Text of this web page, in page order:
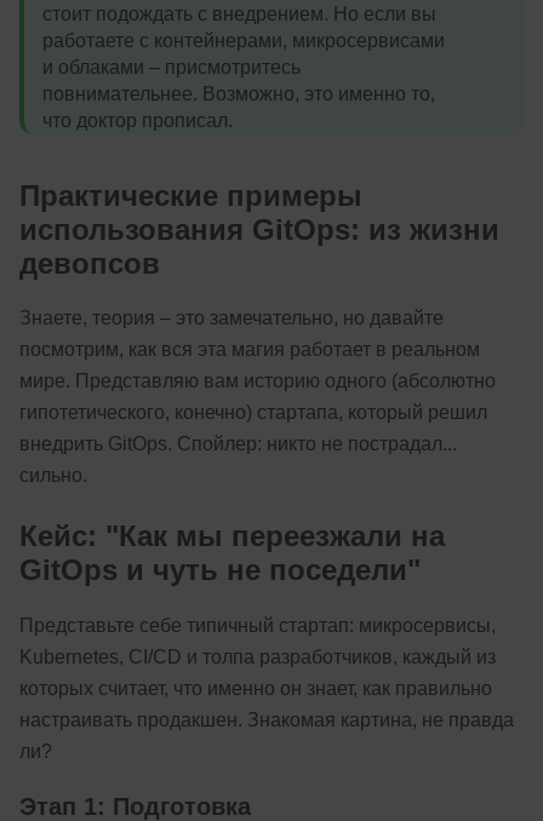
стоит подождать с внедрением. Но если вы
работаете с контейнерами, микросервисами
и облаками – присмотритесь
повнимательнее. Возможно, это именно то,
что доктор прописал.
Практические примеры
использования GitOps: из жизни
девопсов
Знаете, теория – это замечательно, но давайте
посмотрим, как вся эта магия работает в реальном
мире. Представляю вам историю одного (абсолютно
гипотетического, конечно) стартапа, который решил
внедрить GitOps. Спойлер: никто не пострадал...
сильно.
Кейс: "Как мы переезжали на
GitOps и чуть не поседели"
Представьте себе типичный стартап: микросервисы,
Kubernetes, CI/CD и толпа разработчиков, каждый из
которых считает, что именно он знает, как правильно
настраивать продакшен. Знакомая картина, не правда
ли?
Этап 1: Подготовка